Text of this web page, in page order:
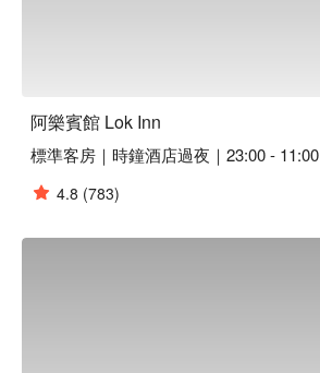
阿樂賓館 Lok Inn
標準客房｜時鐘酒店過夜｜23:00 - 11:00
4.8 (783)